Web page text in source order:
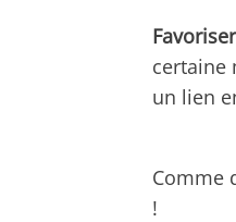
certaine
un lien
Comme
!